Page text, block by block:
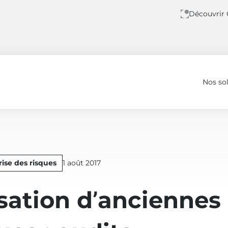
Découvrir
Nos
: audits environnement et patrimoine
des risques
Publié
le
1 août 2017
d’anciennes